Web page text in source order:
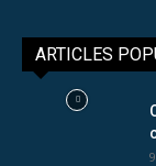
ARTICLES